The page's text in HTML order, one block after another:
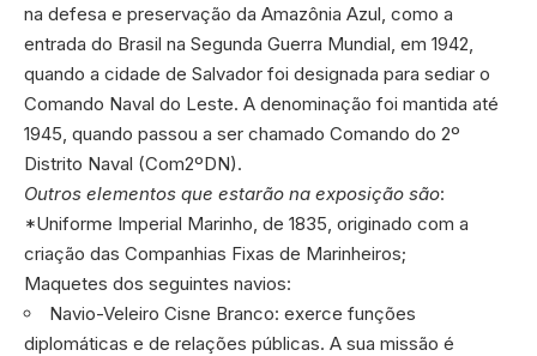
na defesa e preservação da Amazônia Azul, como a
entrada do Brasil na Segunda Guerra Mundial, em 1942,
quando a cidade de Salvador foi designada para sediar o
Comando Naval do Leste. A denominação foi mantida até
1945, quando passou a ser chamado Comando do 2º
Distrito Naval (Com2ºDN).
Outros elementos que estarão na exposição são:
*Uniforme Imperial Marinho, de 1835, originado com a
criação das Companhias Fixas de Marinheiros;
Maquetes dos seguintes navios:
Navio-Veleiro Cisne Branco: exerce funções
diplomáticas e de relações públicas. A sua missão é